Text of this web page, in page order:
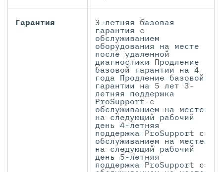
Гарантия
3-летняя базовая
гарантия с
обслуживанием
оборудования на месте
после удаленной
диагностики Продление
базовой гарантии на 4
года Продление базовой
гарантии на 5 лет 3-
летняя поддержка
ProSupport с
обслуживанием на месте
на следующий рабочий
день 4-летняя
поддержка ProSupport с
обслуживанием на месте
на следующий рабочий
день 5-летняя
поддержка ProSupport с